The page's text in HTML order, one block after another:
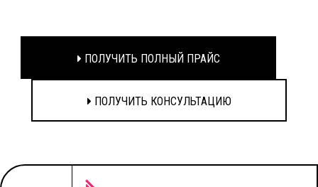
ПОЛУЧИТЬ ПОЛНЫЙ ПРАЙС
ПОЛУЧИТЬ КОНСУЛЬТАЦИЮ